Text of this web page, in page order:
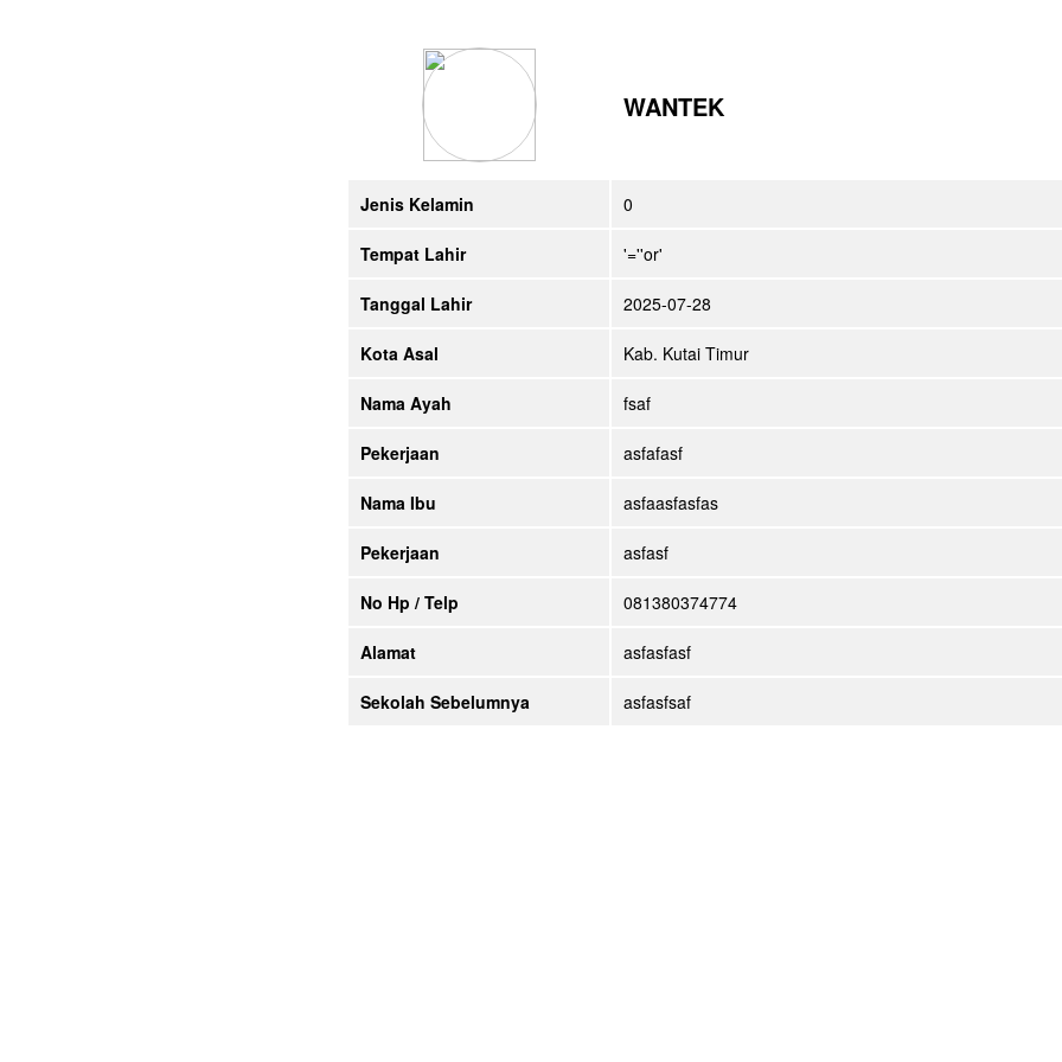
WANTEK
Jenis Kelamin 0
Tempat Lahir '=''or'
Tanggal Lahir 2025-07-28
Kota Asal Kab. Kutai Timur
Nama Ayah fsaf
Pekerjaan asfafasf
Nama Ibu asfaasfasfas
Pekerjaan asfasf
No Hp / Telp 081380374774
Alamat asfasfasf
Sekolah Sebelumnya asfasfsaf